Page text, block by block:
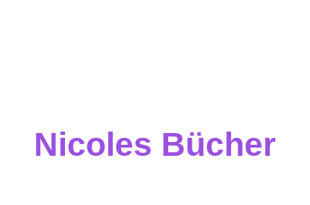
Nicoles Bücher